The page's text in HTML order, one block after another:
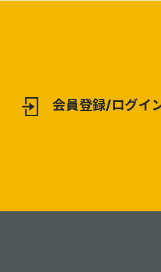
会員登録/ログイ